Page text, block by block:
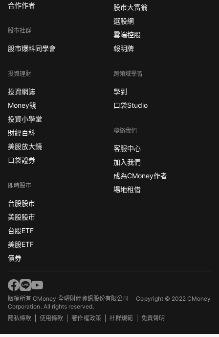
合作作者
股市社群
股市爆料同學會
投資理財
投資網誌
Money錢
投資小學堂
財經百科
美股放大鏡
口袋證券
即時股市
台股股市
美股股市
台股ETF
美股ETF
債券
股市大富翁
選股網
雲端控股
報明牌
跨領域學習
學到
口袋Studio
聯絡我們
客服中心
加入我們
成為CMoney作者
場地租借
版權所有 CMoney 全曜財經資訊股份有限公司Copyright © 2022 CMoney
Corporation. All rights reserved.
隱私條款
使用條款 著作權政策 社群規範 免責聲明